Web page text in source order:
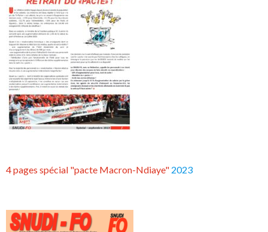
4 pages spécial "pacte Macron-Ndiaye" 2023